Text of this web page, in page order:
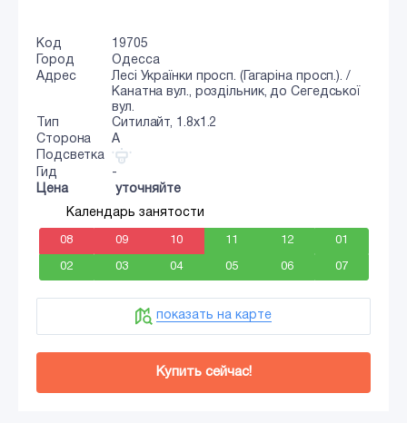
Код
19705
Город
Одесса
Адрес
Лесі Українки просп. (Гагаріна просп.). /
Канатна вул., роздільник, до Сегедської
вул.
Тип
Ситилайт, 1.8x1.2
Сторона
A
Подсветка
Гид
-
Цена
уточняйте
Календарь занятости
08 09 10 11 12 01
02 03 04 05 06 07
показать на карте
Купить сейчас!